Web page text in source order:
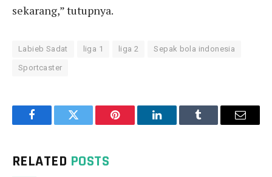
sekarang,” tutupnya.
Labieb Sadat liga 1 liga 2 Sepak bola indonesia
Sportcaster
FacebookTwitter Pinterest LinkedInTumblr Email
RELATED POSTS